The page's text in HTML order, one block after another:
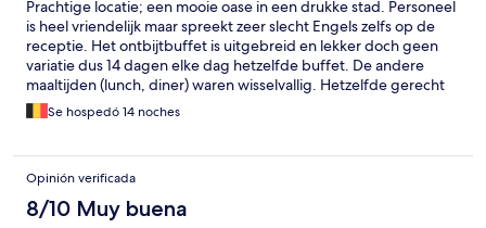
Prachtige locatie; een mooie oase in een drukke stad. Personeel
is heel vriendelijk maar spreekt zeer slecht Engels zelfs op de
receptie. Het ontbijtbuffet is uitgebreid en lekker doch geen
variatie dus 14 dagen elke dag hetzelfde buffet. De andere
maaltijden (lunch, diner) waren wisselvallig. Hetzelfde gerecht
was de ene dag heel lekker, enkele dagen later niet te eten
omwille van ofwel te pikant ofwel te vettig. Dus geen constante
te wensen over met lange wachttijden tot gevolg.
Klantgerichtheid kan zeker nog verbeterd worden.
Se hospedó 14 noches
Opinión verificada
8/10 Muy buena